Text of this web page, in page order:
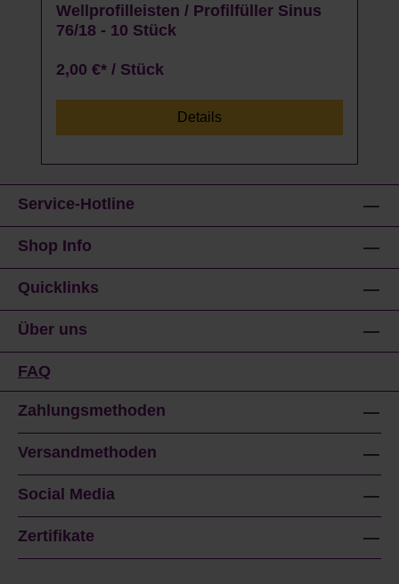
Wellprofilleisten / Profilfüller Sinus
76/18 - 10 Stück
2,00 €* / Stück
Details
Service-Hotline
Shop Info
Quicklinks
Über uns
FAQ
Zahlungsmethoden
Versandmethoden
Social Media
Zertifikate